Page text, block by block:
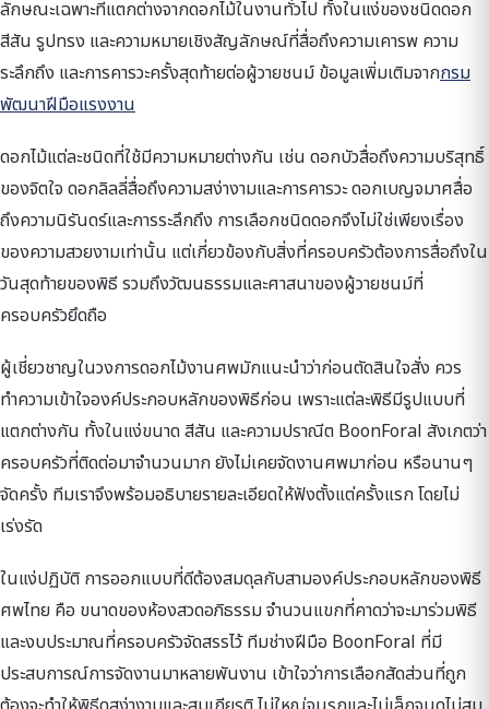
ลักษณะเฉพาะที่แตกต่างจากดอกไม้ในงานทั่วไป ทั้งในแง่ของชนิดดอก
สีสัน รูปทรง และความหมายเชิงสัญลักษณ์ที่สื่อถึงความเคารพ ความ
ระลึกถึง และการคารวะครั้งสุดท้ายต่อผู้วายชนม์ ข้อมูลเพิ่มเติมจากกรม
พัฒนาฝีมือแรงงาน
ดอกไม้แต่ละชนิดที่ใช้มีความหมายต่างกัน เช่น ดอกบัวสื่อถึงความบริสุทธิ์
ของจิตใจ ดอกลิลลี่สื่อถึงความสง่างามและการคารวะ ดอกเบญจมาศสื่อ
ถึงความนิรันดร์และการระลึกถึง การเลือกชนิดดอกจึงไม่ใช่เพียงเรื่อง
ของความสวยงามเท่านั้น แต่เกี่ยวข้องกับสิ่งที่ครอบครัวต้องการสื่อถึงใน
วันสุดท้ายของพิธี รวมถึงวัฒนธรรมและศาสนาของผู้วายชนม์ที่
ครอบครัวยึดถือ
ผู้เชี่ยวชาญในวงการดอกไม้งานศพมักแนะนำว่าก่อนตัดสินใจสั่ง ควร
ทำความเข้าใจองค์ประกอบหลักของพิธีก่อน เพราะแต่ละพิธีมีรูปแบบที่
แตกต่างกัน ทั้งในแง่ขนาด สีสัน และความปราณีต BoonForal สังเกตว่า
ครอบครัวที่ติดต่อมาจำนวนมาก ยังไม่เคยจัดงานศพมาก่อน หรือนานๆ
จัดครั้ง ทีมเราจึงพร้อมอธิบายรายละเอียดให้ฟังตั้งแต่ครั้งแรก โดยไม่
เร่งรัด
ในแง่ปฏิบัติ การออกแบบที่ดีต้องสมดุลกับสามองค์ประกอบหลักของพิธี
ศพไทย คือ ขนาดของห้องสวดอภิธรรม จำนวนแขกที่คาดว่าจะมาร่วมพิธี
และงบประมาณที่ครอบครัวจัดสรรไว้ ทีมช่างฝีมือ BoonForal ที่มี
ประสบการณ์การจัดงานมาหลายพันงาน เข้าใจว่าการเลือกสัดส่วนที่ถูก